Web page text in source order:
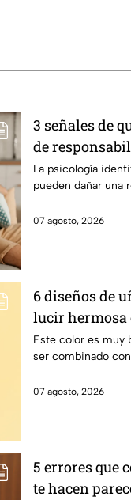
3 señales de
de
cuenta,
La psicología
pueden dañar una
07 agosto, 2026
6 diseños de
lucir hermosa
Este color es muy
ser combinado
07 agosto, 2026
5 errores que
te hacen